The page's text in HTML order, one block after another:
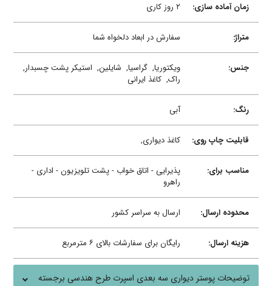
زمان آماده سازی: ۲ روز کاری
متراژ: سفارش در ابعاد دلخواه شما
جنس: ویکتوریا,گراسیا, شایلین, استیکر پشت چسبدار,
راک,کاغذ ایرانی
رنگ: آبی
قابلیت چاپ روی: کاغذ دیواری,
مناسب برای:
پذیرایی - اتاق خواب - پشت تلویزیون - اداری -
راهرو
محدوده ارسال: ارسال به سراسر کشور
هزینه ارسال: رایگان برای سفارشات بالای ۶ مترمربع
توضیحات پوستر دیواری سه بعدی اسپرت طرح هندسی برجسته